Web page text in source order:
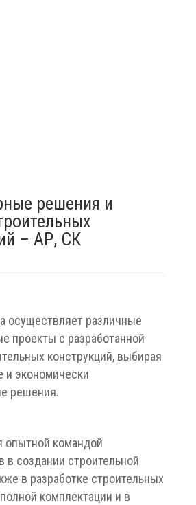
решения и
– АР, СК
осуществляет различные
проекты с разработанной
конструкций, выбирая
и экономически
решения.
командой
в создании строительной
в разработке строительных
комплектации и в